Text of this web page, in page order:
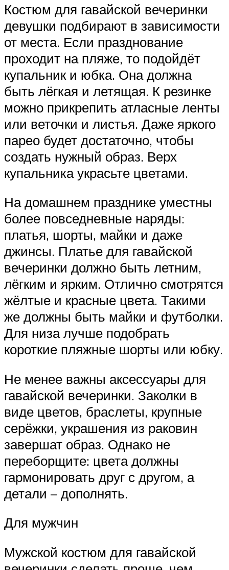
Костюм для гавайской вечеринки
девушки подбирают в зависимости
от места. Если празднование
проходит на пляже, то подойдёт
купальник и юбка. Она должна
быть лёгкая и летящая. К резинке
можно прикрепить атласные ленты
или веточки и листья. Даже яркого
парео будет достаточно, чтобы
создать нужный образ. Верх
купальника украсьте цветами.
На домашнем празднике уместны
более повседневные наряды:
платья, шорты, майки и даже
джинсы. Платье для гавайской
вечеринки должно быть летним,
лёгким и ярким. Отлично смотрятся
жёлтые и красные цвета. Такими
же должны быть майки и футболки.
Для низа лучше подобрать
короткие пляжные шорты или юбку.
Не менее важны аксессуары для
гавайской вечеринки. Заколки в
виде цветов, браслеты, крупные
серёжки, украшения из раковин
завершат образ. Однако не
переборщите: цвета должны
гармонировать друг с другом, а
детали – дополнять.
Для мужчин
Мужской костюм для гавайской